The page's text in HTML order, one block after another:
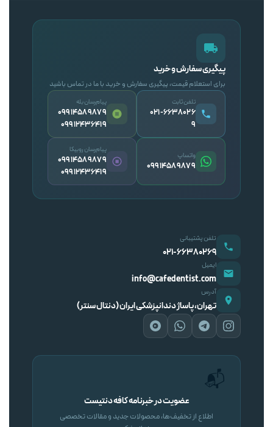
پیگیری سفارش و خرید
برای استعلام قیمت، پیگیری سفارش و خرید با ما در تماس باشید
تلفن ثابت
۰۲۱-۶۶۳۸۰۲۶
۹
پیام‌رسان بله
09914589879
09912436419
واتساپ
09914589879
پیام‌رسان روبیکا
09914589879
09912436419
تلفن پشتیبانی
۰۲۱-۶۶۳۸۰۲۶۹
ایمیل
info@cafedentist.com
آدرس
تهران، پاساژ دندانپزشکی ایران (دنتال سنتر)
📬
عضویت در خبرنامه کافه دنتیست
اطلاع از تخفیف‌ها، محصولات جدید و مقالات تخصصی